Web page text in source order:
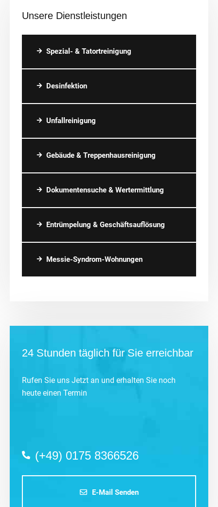
Unsere Dienstleistungen
Spezial- & Tatortreinigung
Desinfektion
Unfallreinigung
Gebäude & Treppenhausreinigung
Dokumentensuche & Wertermittlung
Entrümpelung & Geschäftsauflösung
Messie-Syndrom-Wohnungen
24 Stunden täglich für Sie erreichbar
Rufen Sie uns Jetzt an und erhalten Sie noch
heute einen Termin
(+49) 0175 8366526
E-Mail Senden